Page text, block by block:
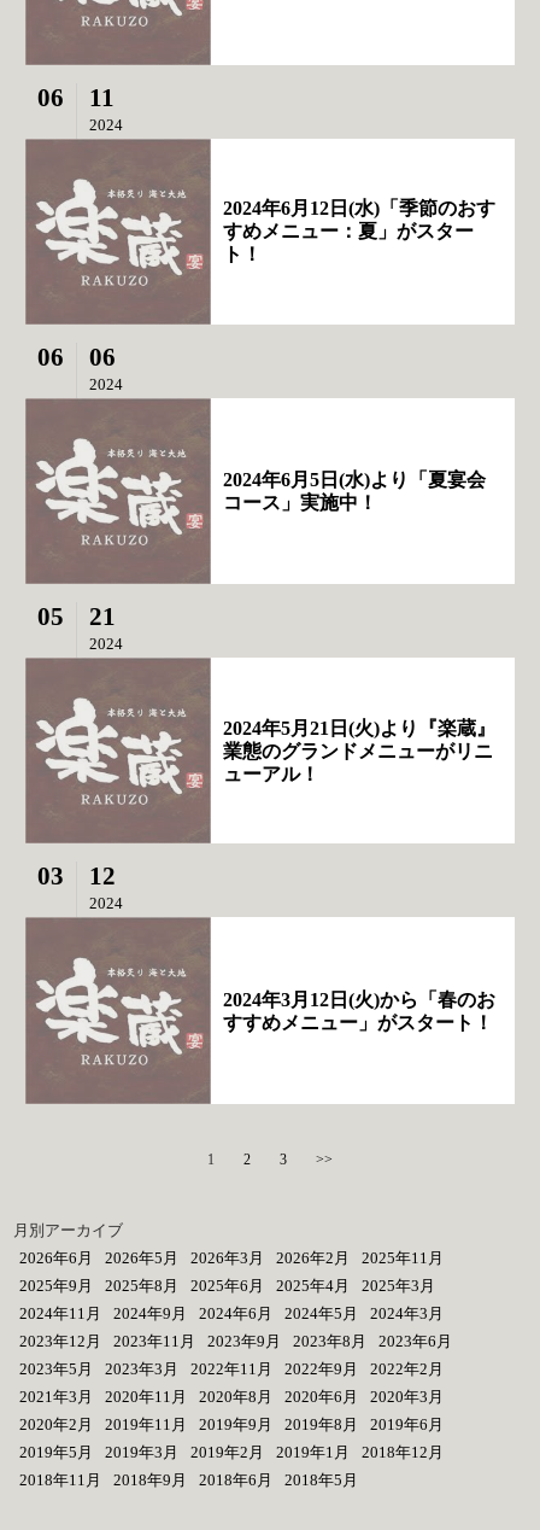
06 11
2024
2024年6月12日(水)「季節のおす
すめメニュー：夏」がスター
ト！
06 06
2024
2024年6月5日(水)より「夏宴会
コース」実施中！
05 21
2024
2024年5月21日(火)より『楽蔵』
業態のグランドメニューがリニ
ューアル！
03 12
2024
2024年3月12日(火)から「春のお
すすめメニュー」がスタート！
1 2 3 >>
月別アーカイブ
2026年6月
2026年5月 2026年3月 2026年2月
2025年11月
2025年9月
2025年8月 2025年6月 2025年4月
2025年3月
2024年11月
2024年9月 2024年6月 2024年5月
2024年3月
2023年12月
2023年11月 2023年9月 2023年8月
2023年6月
2023年5月
2023年3月 2022年11月 2022年9月
2022年2月
2021年3月
2020年11月 2020年8月 2020年6月
2020年3月
2020年2月
2019年11月 2019年9月 2019年8月
2019年6月
2019年5月
2019年3月 2019年2月 2019年1月
2018年12月
2018年11月
2018年9月 2018年6月 2018年5月